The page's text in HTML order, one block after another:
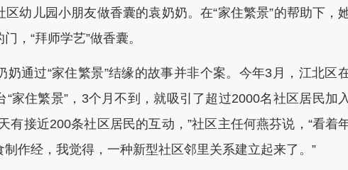
幼儿园小朋友做香囊的袁奶奶。在“家住繁景”的帮助下，
，“拜师学艺”做香囊。
过“家住繁景”结缘的故事并非个案。今年3月，江北区
家住繁景”，3个月不到，就吸引了超过2000名社区居民加
有接近200条社区居民的互动，”社区主任何燕芬说，“看着
作经，我觉得，一种新型社区邻里关系建立起来了。”